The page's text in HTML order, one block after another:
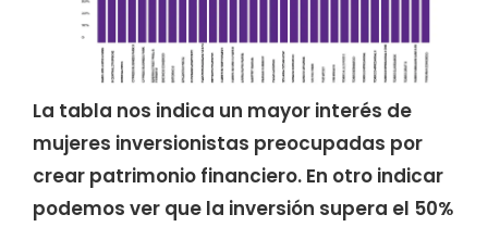
La tabla nos indica un mayor interés de
mujeres inversionistas preocupadas por
crear patrimonio financiero. En otro indicar
podemos ver que la inversión supera el 50%